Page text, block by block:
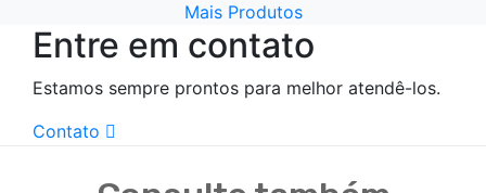
Mais Produtos
Entre em contato
Estamos sempre prontos para melhor atendê-los.
Contato